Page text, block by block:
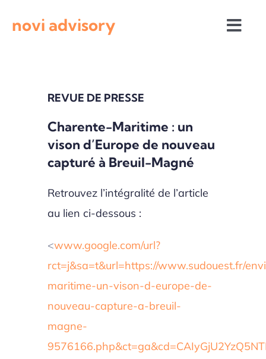
novi advisory
Actualités institutionnelles
Appels à projets
REVUE DE PRESSE
Charente-Maritime : un
vison d’Europe de nouveau
capturé à Breuil-Magné
Retrouvez l’intégralité de l’article
au lien ci-dessous :
<www.google.com/url?
rct=j&sa=t&url=https://www.sudouest.fr/
maritime-un-vison-d-europe-de-
nouveau-capture-a-breuil-
magne-